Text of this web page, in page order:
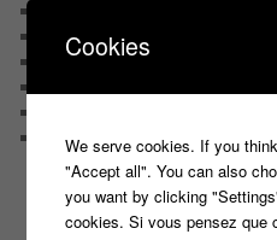
Quizz et jeux
Sondages
Vous avez la parole
ON PARLE DE TOUT ÇA !
"Tout le monde veut
Cookies
We serve cookies. If you
"Accept all". You can also
you want by clicking
cookies. Si vous pensez que